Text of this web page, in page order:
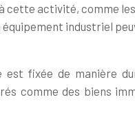
cette activité, comme
industriel
est fixée de manière
comme des biens